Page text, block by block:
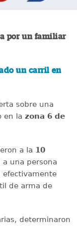
por un familiar
un carril en
sobre una
en la zona 6 de
a la 10
a una persona
efectivamente
de arma de
determinaron